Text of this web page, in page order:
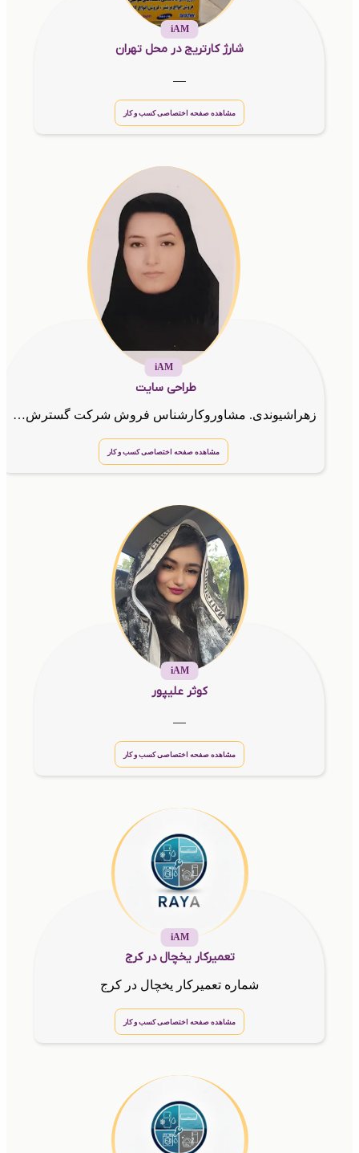
iAM
شارژ کارتریج در محل تهران
مشاهده صفحه اختصاصی کسب و کار
iAM
طراحی سایت
زهراشیوندی. مشاوروکارشناس فروش شرکت گسترش طراحان نقش الماس
مشاهده صفحه اختصاصی کسب و کار
iAM
کوثر علیپور
مشاهده صفحه اختصاصی کسب و کار
iAM
تعميركار يخچال در كرج
شماره تعميركار يخچال در كرج
مشاهده صفحه اختصاصی کسب و کار